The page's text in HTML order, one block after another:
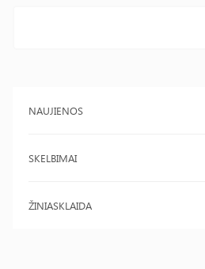
NAUJIENOS
SKELBIMAI
ŽINIASKLAIDA